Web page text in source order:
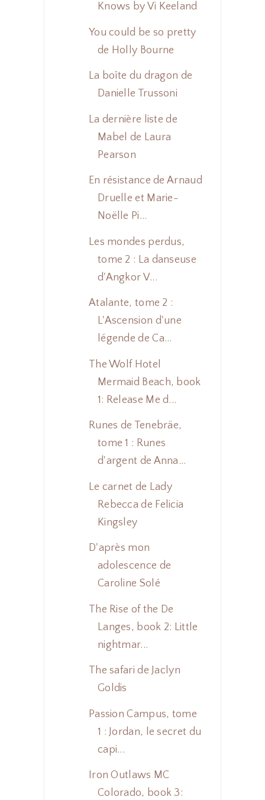
Knows by Vi Keeland
You could be so pretty
de Holly Bourne
La boîte du dragon de
Danielle Trussoni
La dernière liste de
Mabel de Laura
Pearson
En résistance de Arnaud
Druelle et Marie-
Noëlle Pi...
Les mondes perdus,
tome 2 : La danseuse
d'Angkor V...
Atalante, tome 2 :
L'Ascension d'une
légende de Ca...
The Wolf Hotel
Mermaid Beach, book
1: Release Me d...
Runes de Tenebräe,
tome 1 : Runes
d'argent de Anna...
Le carnet de Lady
Rebecca de Felicia
Kingsley
D'après mon
adolescence de
Caroline Solé
The Rise of the De
Langes, book 2: Little
nightmar...
The safari de Jaclyn
Goldis
Passion Campus, tome
1 : Jordan, le secret du
capi...
Iron Outlaws MC
Colorado, book 3: